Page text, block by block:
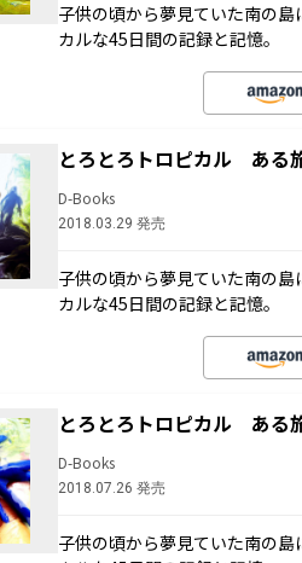
子供の頃から夢見ていた南の
カルな45日間の記録と記憶。
とろとろトロピカル ある
D-Books
2018.03.29 発売
子供の頃から夢見ていた南の
カルな45日間の記録と記憶。
とろとろトロピカル ある
D-Books
2018.07.26 発売
子供の頃から夢見ていた南の